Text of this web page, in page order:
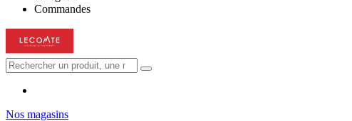
Commandes
Nos magasins